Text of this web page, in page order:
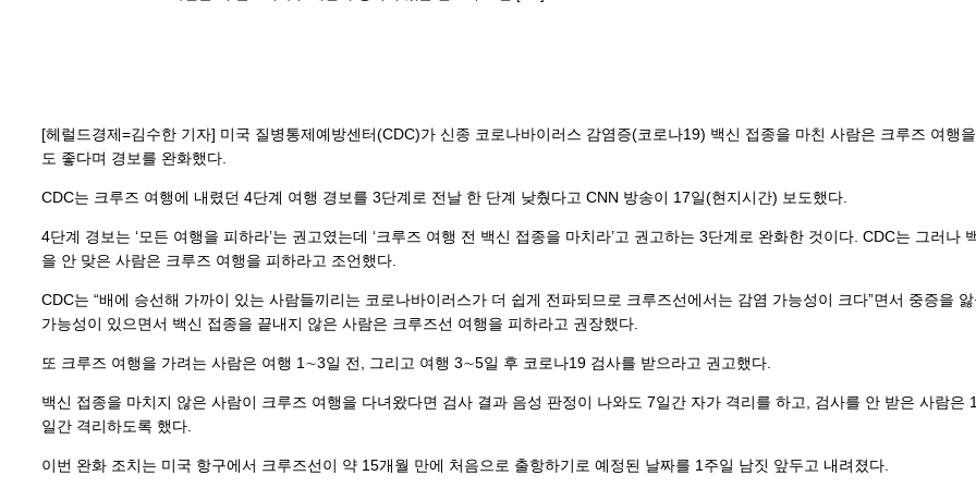
[헤럴드경제=김수한 기자] 미국 질병통제예방센터(CDC)가 신종 코로나바이러스 감염증(코로나19) 백신 접종을 마친 사람은 크루즈 여행
도 좋다며 경보를 완화했다.
CDC는 크루즈 여행에 내렸던 4단계 여행 경보를 3단계로 전날 한 단계 낮췄다고 CNN 방송이 17일(현지시간) 보도했다.
4단계 경보는 ‘모든 여행을 피하라’는 권고였는데 ‘크루즈 여행 전 백신 접종을 마치라’고 권고하는 3단계로 완화한 것이다. CDC는 그러나
을 안 맞은 사람은 크루즈 여행을 피하라고 조언했다.
CDC는 “배에 승선해 가까이 있는 사람들끼리는 코로나바이러스가 더 쉽게 전파되므로 크루즈선에서는 감염 가능성이 크다”면서 중증을 앓
가능성이 있으면서 백신 접종을 끝내지 않은 사람은 크루즈선 여행을 피하라고 권장했다.
또 크루즈 여행을 가려는 사람은 여행 1∼3일 전, 그리고 여행 3∼5일 후 코로나19 검사를 받으라고 권고했다.
백신 접종을 마치지 않은 사람이 크루즈 여행을 다녀왔다면 검사 결과 음성 판정이 나와도 7일간 자가 격리를 하고, 검사를 안 받은 사람은
일간 격리하도록 했다.
이번 완화 조치는 미국 항구에서 크루즈선이 약 15개월 만에 처음으로 출항하기로 예정된 날짜를 1주일 남짓 앞두고 내려졌다.